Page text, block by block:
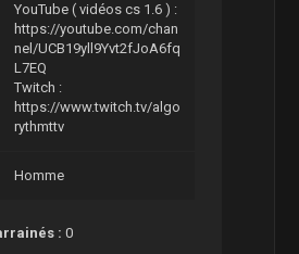
YouTube ( vidéos cs 1.6 ) :
https://youtube.com/chan
nel/UCB19yll9Yvt2fJoA6fq
L7EQ
Twitch :
https://www.twitch.tv/algo
rythmttv
Homme
:0